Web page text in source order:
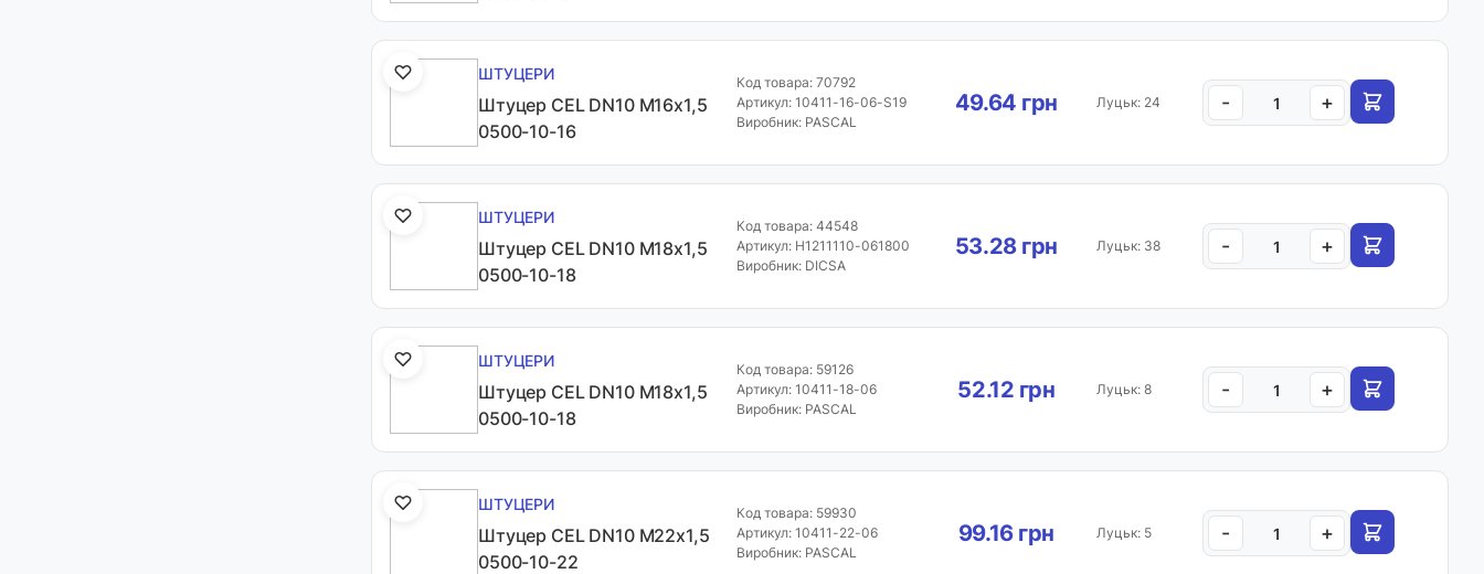
ШТУЦЕРИ
Штуцер CEL DN10 М16х1,5
0500-10-16
Код товара: 70792
Артикул: 10411-16-06-S19
Виробник: PASCAL
49.64 грн Луцьк: 24 - +
ШТУЦЕРИ
Штуцер CEL DN10 М18х1,5
0500-10-18
Код товара: 44548
Артикул: H1211110-061800
Виробник: DICSA
53.28 грн Луцьк: 38 - +
ШТУЦЕРИ
Штуцер CEL DN10 М18х1,5
0500-10-18
Код товара: 59126
Артикул: 10411-18-06
Виробник: PASCAL
52.12 грн Луцьк: 8 - +
ШТУЦЕРИ
Штуцер CEL DN10 М22х1,5
0500-10-22
Код товара: 59930
Артикул: 10411-22-06
Виробник: PASCAL
99.16 грн Луцьк: 5 - +